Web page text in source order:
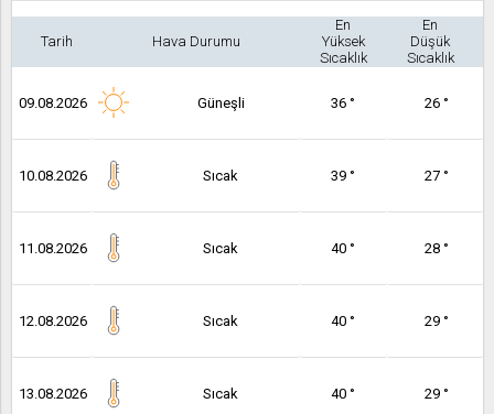
Tarih Hava Durumu
En
Yüksek
Sıcaklık
En
Düşük
Sıcaklık
09.08.2026 Güneşli 36 ° 26 °
10.08.2026 Sıcak 39 ° 27 °
11.08.2026 Sıcak 40 ° 28 °
12.08.2026 Sıcak 40 ° 29 °
13.08.2026 Sıcak 40 ° 29 °